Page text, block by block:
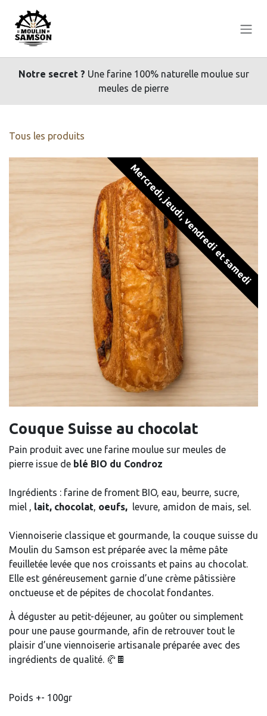
Notre secret ? Une farine 100% naturelle moulue sur
meules de pierre
Tous les produits
Mercredi, jeudi, vendredi et samedi
Couque Suisse au chocolat
Pain produit avec une farine moulue sur meules de
pierre issue de blé BIO du Condroz
Ingrédients : farine de froment BIO, eau, beurre, sucre,
miel , lait, chocolat, oeufs, levure, amidon de mais, sel.
Viennoiserie classique et gourmande, la couque suisse du
Moulin du Samson est préparée avec la même pâte
feuilletée levée que nos croissants et pains au chocolat.
Elle est généreusement garnie d’une crème pâtissière
onctueuse et de pépites de chocolat fondantes.
À déguster au petit-déjeuner, au goûter ou simplement
pour une pause gourmande, afin de retrouver tout le
plaisir d’une viennoiserie artisanale préparée avec des
ingrédients de qualité. 🥐🍫
Poids +- 100gr